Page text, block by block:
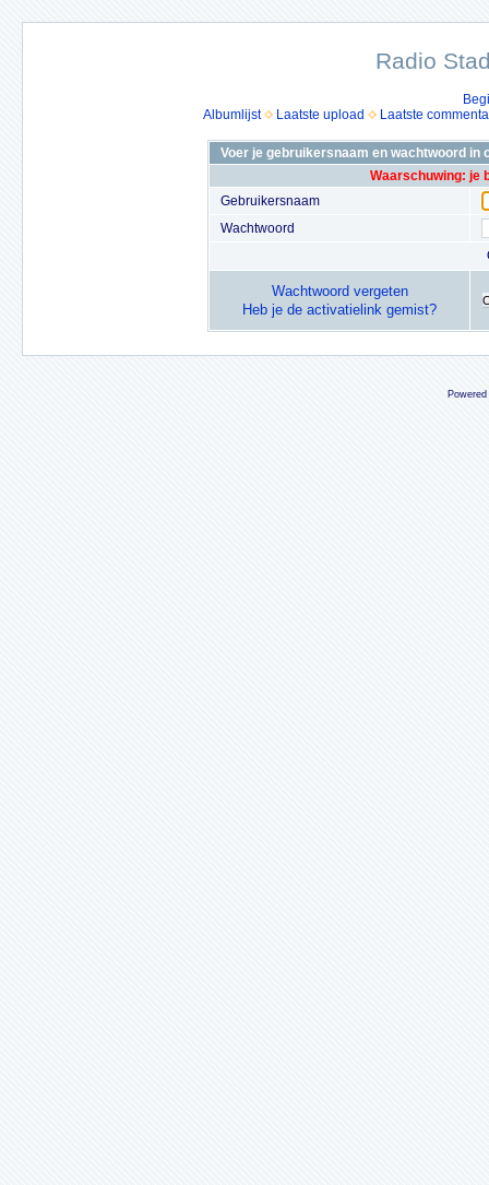
Radio
Albumlijst
Laatste upload Laatste
Voer je gebruikersnaam en wachtwoord in
Waarschuwing: je
Gebruikersnaam
Wachtwoord
Wachtwoord vergeten
Heb je de activatielink gemist?